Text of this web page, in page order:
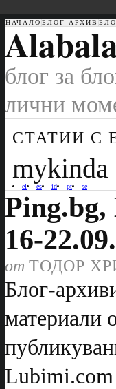
НАЧАЛО БЛОГ АРХИВ
блог за
лични
СТАТИИ С
mykinda
el es id pt se
16-
от ТОДОР
Блог-
материали
Lubimi.com